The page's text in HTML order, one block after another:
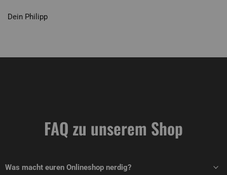
Dein Philipp
FAQ zu unserem Shop
Was macht euren Onlineshop nerdig?